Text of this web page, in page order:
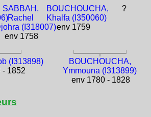
SABBAH,
Rachel
(I318007)
env 1758
BOUCHOUCHA,
Khalfa (I350060)
env 1759
?
(I313898)
- 1852
BOUCHOUCHA,
Ymmouna (I313899)
env 1780 - 1828